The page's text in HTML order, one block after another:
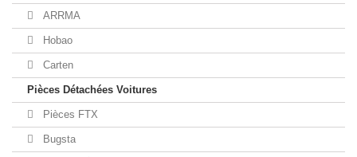
ARRMA
Hobao
Carten
Pièces Détachées Voitures
Pièces FTX
Bugsta